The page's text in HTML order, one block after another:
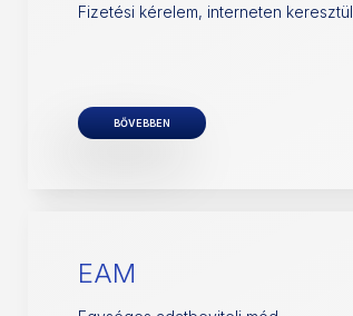
Fizetési kérelem, interneten keresztül
BŐVEBBEN
EAM